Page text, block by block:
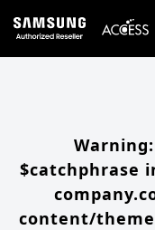
Warning : Attempt to read property
company.com/public_html/ss/wp-
Warning
$catchphrase
content/